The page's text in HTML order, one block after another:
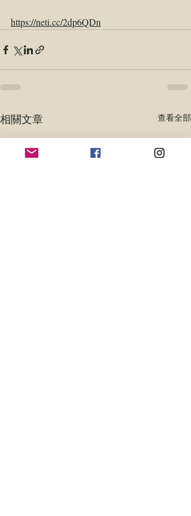
https://neti.cc/2dp6QDn
相關文章 查看全部